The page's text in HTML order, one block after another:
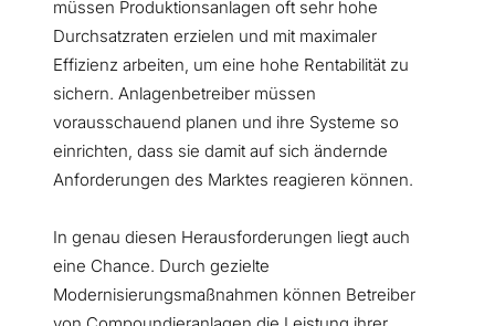
müssen Produktionsanlagen oft sehr hohe
Durchsatzraten erzielen und mit maximaler
Effizienz arbeiten, um eine hohe Rentabilität zu
sichern. Anlagenbetreiber müssen
vorausschauend planen und ihre Systeme so
einrichten, dass sie damit auf sich ändernde
Anforderungen des Marktes reagieren können.
In genau diesen Herausforderungen liegt auch
eine Chance. Durch gezielte
Modernisierungsmaßnahmen können Betreiber